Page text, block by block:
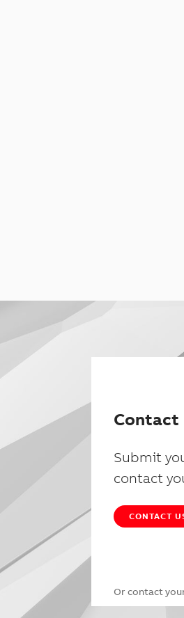
Contact
Submit
contact
CONTACT
Or contact